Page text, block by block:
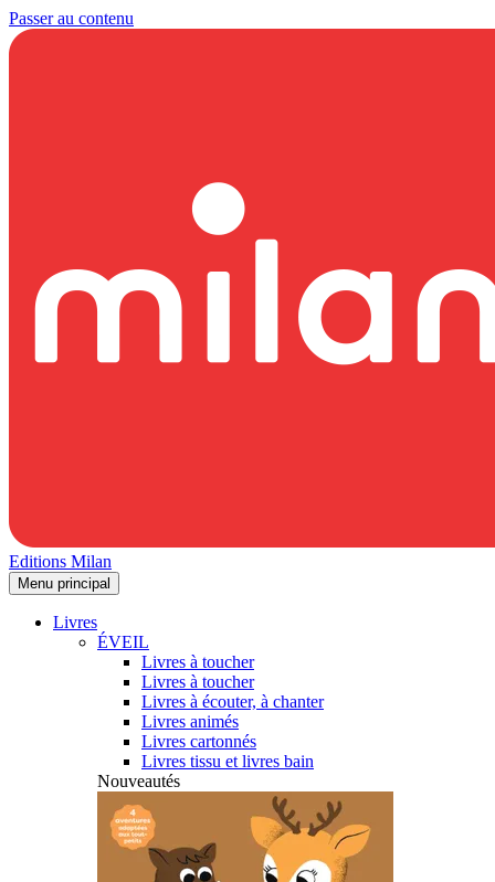
Passer au contenu
Editions Milan
Menu principal
Livres
ÉVEIL
Livres à toucher
Livres à toucher
Livres à écouter, à chanter
Livres animés
Livres cartonnés
Livres tissu et livres bain
Nouveautés